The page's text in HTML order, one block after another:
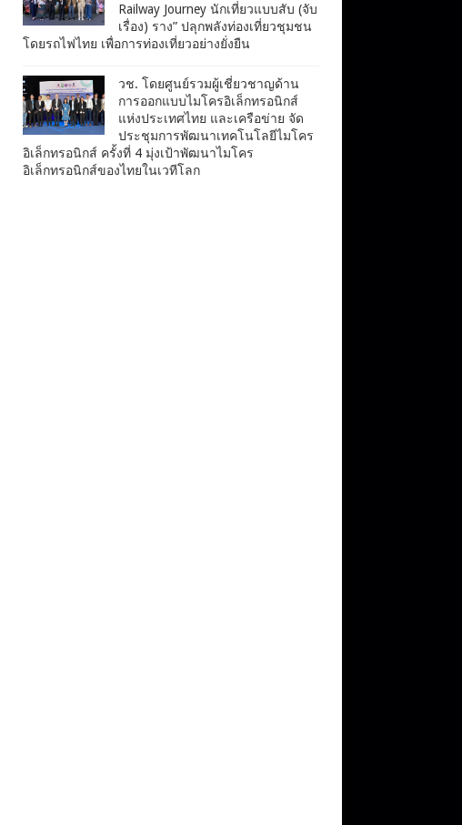
Railway Journey นักเที่ยวแบบสับ (จับ
เรื่อง) ราง” ปลุกพลังท่องเที่ยวชุมชน
โดยรถไฟไทย เพื่อการท่องเที่ยวอย่างยั่งยืน
วช. โดยศูนย์รวมผู้เชี่ยวชาญด้าน
การออกแบบไมโครอิเล็กทรอนิกส์
แห่งประเทศไทย และเครือข่าย จัด
ประชุมการพัฒนาเทคโนโลยีไมโคร
อิเล็กทรอนิกส์ ครั้งที่ 4 มุ่งเป้าพัฒนาไมโคร
อิเล็กทรอนิกส์ของไทยในเวทีโลก